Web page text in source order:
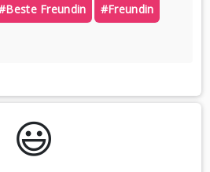
Freundin #freundin
😃️